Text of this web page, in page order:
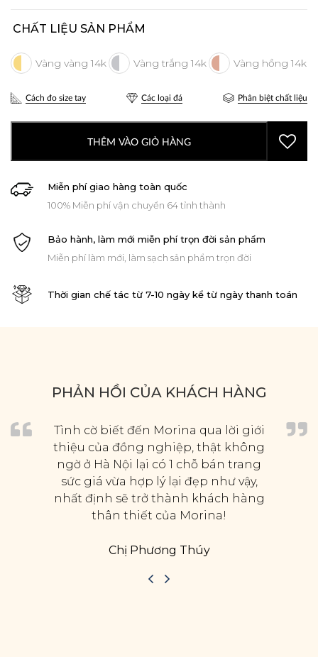
CHẤT LIỆU SẢN PHẨM
Cách đo size tay Các loại đá Phân biệt chất liệu
THÊM VÀO GIỎ HÀNG
Miễn phí giao hàng toàn quốc
100% Miễn phí vận chuyển 64 tỉnh thành
Bảo hành, làm mới miễn phí trọn đời sản phẩm
Miễn phí làm mới, làm sạch sản phẩm trọn đời
Thời gian chế tác từ 7-10 ngày kể từ ngày thanh toán
PHẢN HỒI CỦA KHÁCH HÀNG
Tình cờ biết đến Morina qua lời giới
thiệu của đồng nghiệp, thật không
ngờ ở Hà Nội lại có 1 chỗ bán trang
sức giá vừa hợp lý lại đẹp như vậy,
nhất định sẽ trở thành khách hàng
thân thiết của Morina!
Chị Phương Thúy